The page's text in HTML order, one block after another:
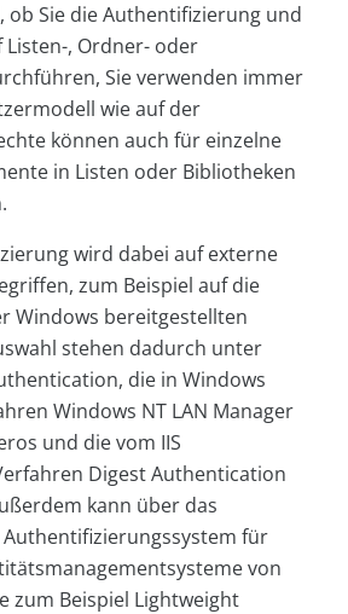
ob Sie die Authentifizierung und
, Ordner- oder
Sie verwenden immer
wie auf der
können auch für einzelne
in Listen oder Bibliotheken
wird dabei auf externe
zum Beispiel auf die
Windows bereitgestellten
stehen dadurch unter
die in Windows
Windows NT LAN Manager
und die vom IIS
Digest Authentication
kann über das
für
von
zum Beispiel Lightweight